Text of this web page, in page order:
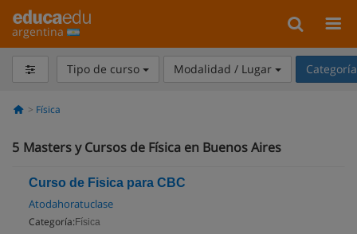
argentina
Tipo de curso Modalidad / Lugar
Física
5 Masters y Cursos de Física en Buenos Aires
Curso de Fisica para CBC
Atodahoratuclase
Categoría: Física